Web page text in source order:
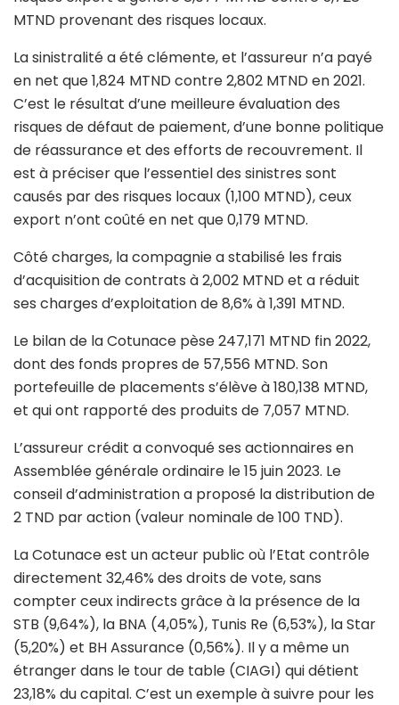
MTND provenant des risques locaux.
La sinistralité a été clémente, et l’assureur n’a payé
en net que 1,824 MTND contre 2,802 MTND en 2021.
C’est le résultat d’une meilleure évaluation des
risques de défaut de paiement, d’une bonne politique
de réassurance et des efforts de recouvrement. Il
est à préciser que l’essentiel des sinistres sont
causés par des risques locaux (1,100 MTND), ceux
export n’ont coûté en net que 0,179 MTND.
Côté charges, la compagnie a stabilisé les frais
d’acquisition de contrats à 2,002 MTND et a réduit
ses charges d’exploitation de 8,6% à 1,391 MTND.
Le bilan de la Cotunace pèse 247,171 MTND fin 2022,
dont des fonds propres de 57,556 MTND. Son
portefeuille de placements s’élève à 180,138 MTND,
et qui ont rapporté des produits de 7,057 MTND.
L’assureur crédit a convoqué ses actionnaires en
Assemblée générale ordinaire le 15 juin 2023. Le
conseil d’administration a proposé la distribution de
2 TND par action (valeur nominale de 100 TND).
La Cotunace est un acteur public où l’Etat contrôle
directement 32,46% des droits de vote, sans
compter ceux indirects grâce à la présence de la
STB (9,64%), la BNA (4,05%), Tunis Re (6,53%), la Star
(5,20%) et BH Assurance (0,56%). Il y a même un
étranger dans le tour de table (CIAGI) qui détient
23,18% du capital. C’est un exemple à suivre pour les